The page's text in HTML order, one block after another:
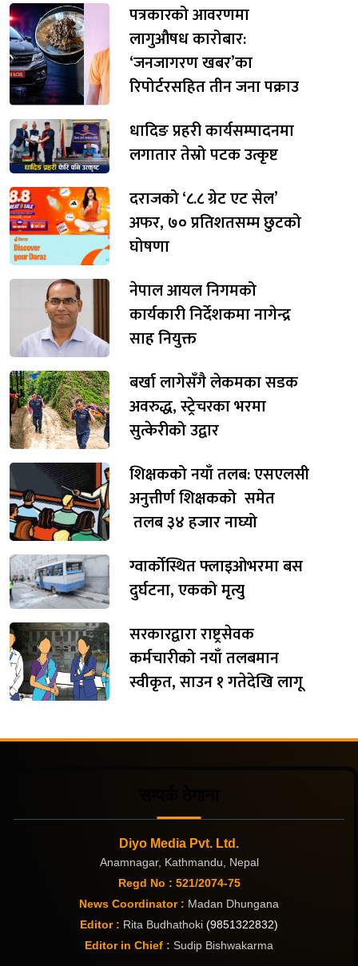
पत्रकारको आवरणमा
लागुऔषध कारोबार:
‘जनजागरण खबर’का
रिपोर्टरसहित तीन जना पक्राउ
धादिङ प्रहरी कार्यसम्पादनमा
लगातार तेस्रो पटक उत्कृष्ट
दराजको ‘८.८ ग्रेट एट सेल’
अफर, ७० प्रतिशतसम्म छुटको
घोषणा
नेपाल आयल निगमको
कार्यकारी निर्देशकमा नागेन्द्र
साह नियुक्त
बर्खा लागेसँगै लेकमका सडक
अवरुद्ध, स्ट्रेचरका भरमा
सुत्केरीको उद्वार
शिक्षकको नयाँ तलब: एसएलसी
अनुत्तीर्ण शिक्षकको समेत
तलब ३४ हजार नाघ्यो
ग्वार्कोस्थित फ्लाइओभरमा बस
दुर्घटना, एकको मृत्यु
सरकारद्वारा राष्ट्रसेवक
कर्मचारीको नयाँ तलबमान
स्वीकृत, साउन १ गतेदेखि लागू
Diyo Media Pvt. Ltd.
Anamnagar, Kathmandu, Nepal
Regd No : 521/2074-75
News Coordinator : Madan Dhungana
Editor : Rita Budhathoki (9851322832)
Editor in Chief : Sudip Bishwakarma